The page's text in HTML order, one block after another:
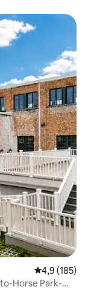
4,9 de uma
4,9 (185)
Horse Park-